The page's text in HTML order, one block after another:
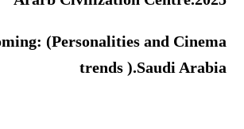
(Personalities and Cinema
trends ).Saudi Arabia